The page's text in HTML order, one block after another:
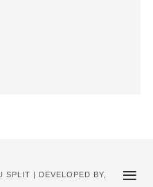
pojedinačnog tla.
također kao katalizator
zajedništva i pratećih
se snažno na
SPLIT | DEVELOPED BY,